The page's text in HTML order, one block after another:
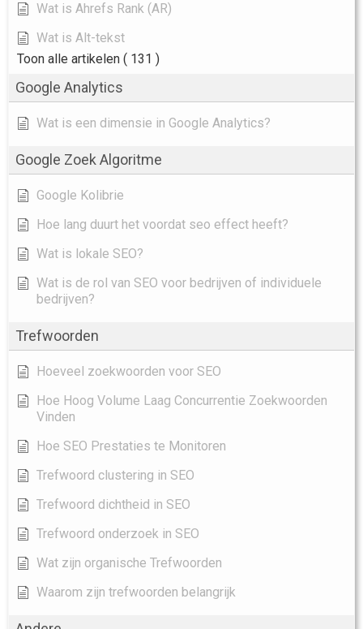
Wat is Ahrefs Rank (AR)
Wat is Alt-tekst
Toon alle artikelen ( 131 )
Google Analytics
Wat is een dimensie in Google Analytics?
Google Zoek Algoritme
Google Kolibrie
Hoe lang duurt het voordat seo effect heeft?
Wat is lokale SEO?
Wat is de rol van SEO voor bedrijven of individuele
bedrijven?
Trefwoorden
Hoeveel zoekwoorden voor SEO
Hoe Hoog Volume Laag Concurrentie Zoekwoorden
Vinden
Hoe SEO Prestaties te Monitoren
Trefwoord clustering in SEO
Trefwoord dichtheid in SEO
Trefwoord onderzoek in SEO
Wat zijn organische Trefwoorden
Waarom zijn trefwoorden belangrijk